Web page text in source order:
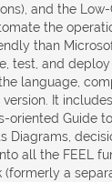
and the
the
than
test, and
language,
It
oriented Guide
Diagrams,
all the FEEL
a